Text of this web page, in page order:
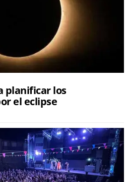
planificar los
el eclipse